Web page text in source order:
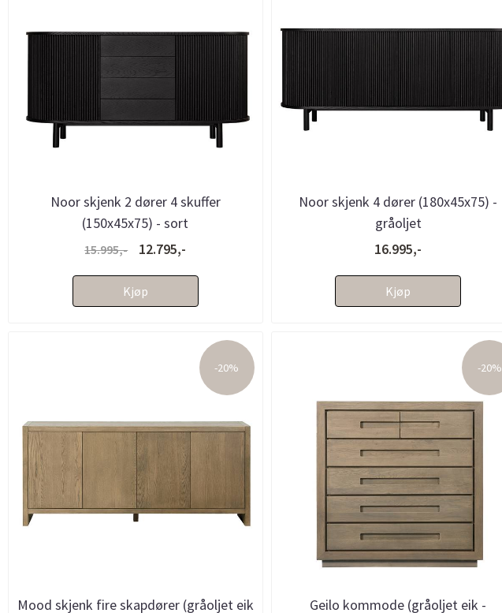
Noor skjenk 2 dører 4 skuffer
(150x45x75) - sort
15.995,- 12.795,-
Kjøp
Noor skjenk 4 dører (180x45x75) -
gråoljet
16.995,-
Kjøp
-20%
Mood skjenk fire skapdører (gråoljet eik
-20%
Geilo kommode (gråoljet eik -